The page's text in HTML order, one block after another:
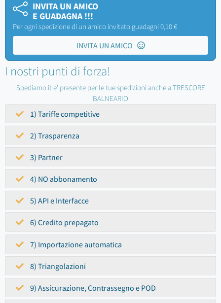
INVITA UN AMICO
E GUADAGNA !!!
Per ogni spedizione di un amico invitato guadagni 0,10 €
INVITA UN AMICO
I nostri punti di forza!
Spediamo.it e' presente per le tue spedizioni anche a TRESCORE
BALNEARIO
1) Tariffe competitive
2) Trasparenza
3) Partner
4) NO abbonamento
5) API e Interfacce
6) Credito prepagato
7) Importazione automatica
8) Triangolazioni
9) Assicurazione, Contrassegno e POD